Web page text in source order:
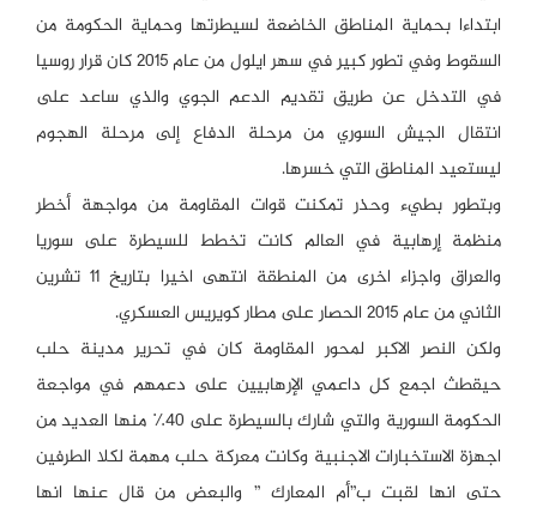
ابتداءا بحماية المناطق الخاضعة لسيطرتها وحماية الحكومة من
السقوط وفي تطور كبير في سهر ايلول من عام ٢٠١٥ كان قرار روسيا
في التدخل عن طريق تقديم الدعم الجوي والذي ساعد على
انتقال الجيش السوري من مرحلة الدفاع إلى مرحلة الهجوم
ليستعيد المناطق التي خسرها.
وبتطور بطيء وحذر تمكنت قوات المقاومة من مواجهة أخطر
منظمة إرهابية في العالم كانت تخطط للسيطرة على سوريا
والعراق واجزاء اخرى من المنطقة انتهى اخيرا بتاريخ ١١ تشرين
الثاني من عام ٢٠١٥ الحصار على مطار كويريس العسكري.
ولكن النصر الاكبر لمحور المقاومة كان في تحرير مدينة حلب
حيقطث اجمع كل داعمي الإرهابيين على دعمهم في مواجعة
الحكومة السورية والتي شارك بالسيطرة على ٤٠٪ منها العديد من
اجهزة الاستخبارات الاجنبية وكانت معركة حلب مهمة لكلا الطرفين
حتى انها لقبت ب”أم المعارك ” والبعض من قال عنها انها